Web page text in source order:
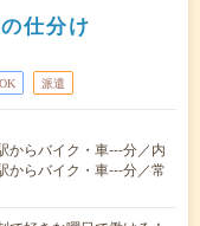
仕分け
派遣
からバイク・車---分／内
からバイク・車---分／常